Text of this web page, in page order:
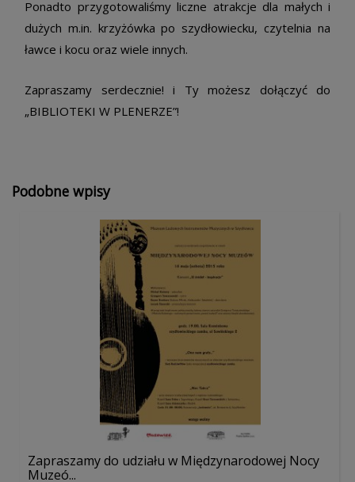
Ponadto przygotowaliśmy liczne atrakcje dla małych i
dużych m.in. krzyżówka po szydłowiecku, czytelnia na
ławce i kocu oraz wiele innych.
Zapraszamy serdecznie! i Ty możesz dołączyć do
„BIBLIOTEKI W PLENERZE”!
Podobne wpisy
Zapraszamy do udziału w Międzynarodowej Nocy
Muzeó...